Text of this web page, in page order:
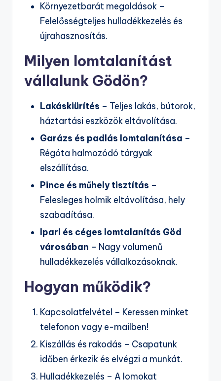
Környezetbarát megoldások –
Felelősségteljes hulladékkezelés és
újrahasznosítás.
Milyen lomtalanítást
vállalunk Gödön?
Lakáskiürítés – Teljes lakás, bútorok,
háztartási eszközök eltávolítása.
Garázs és padlás lomtalanítása –
Régóta halmozódó tárgyak
elszállítása.
Pince és műhely tisztítás –
Felesleges holmik eltávolítása, hely
szabadítása.
Ipari és céges lomtalanítás Göd
városában – Nagy volumenű
hulladékkezelés vállalkozásoknak.
Hogyan működik?
Kapcsolatfelvétel – Keressen minket
telefonon vagy e-mailben!
Kiszállás és rakodás – Csapatunk
időben érkezik és elvégzi a munkát.
Hulladékkezelés – A lomokat